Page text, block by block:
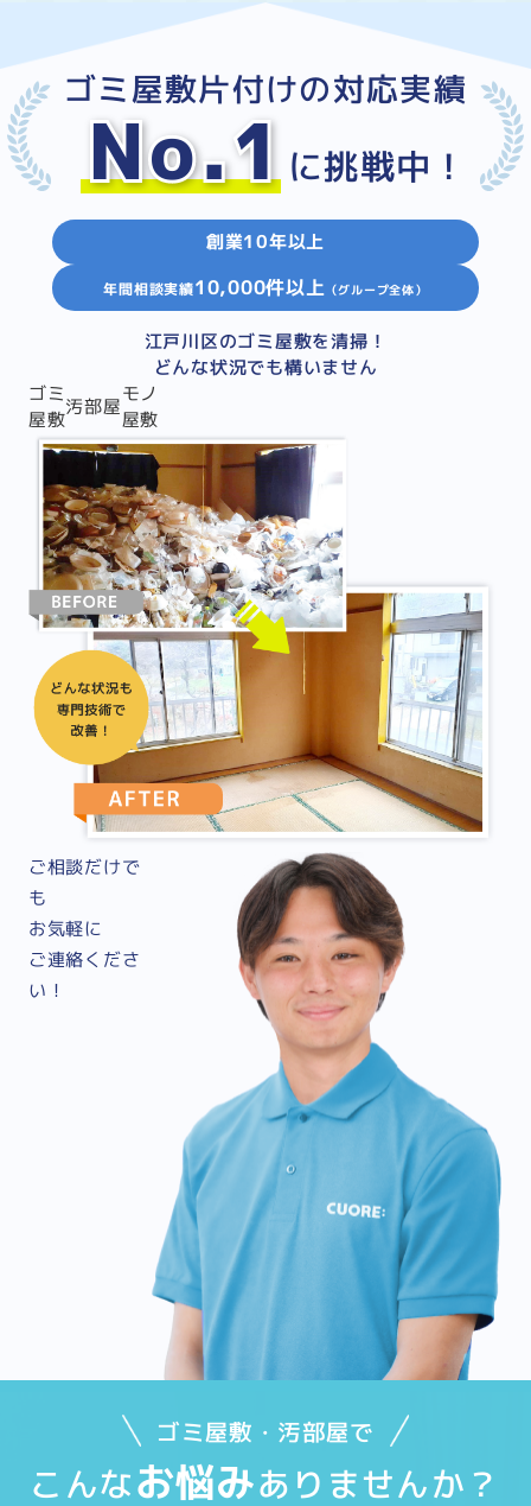
ゴミ屋敷片付けの対応実績
No.1 に挑戦中！
創業10年以上
年間相談実績10,000件以上 （グループ全体）
江戸川区のゴミ屋敷を清掃！
どんな状況でも構いません
ゴミ
屋敷
汚部屋
モノ
屋敷
ご相談だけで
も
お気軽に
ご連絡くださ
い！
ゴミ屋敷・汚部屋で
こんなお悩みありませんか？